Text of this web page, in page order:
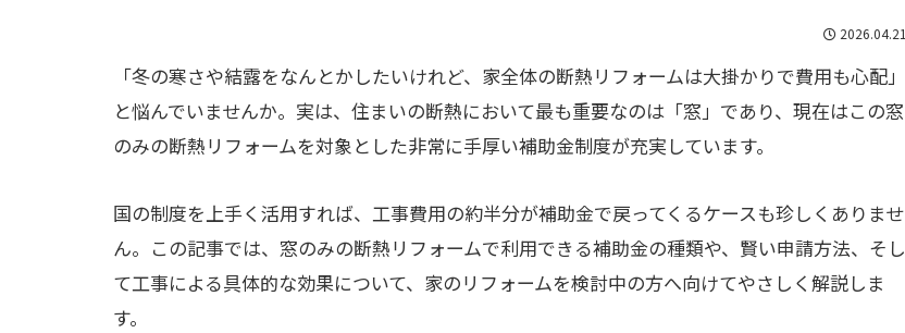
2026.04.21
「冬の寒さや結露をなんとかしたいけれど、家全体の断熱リフォームは大掛かりで費用も心配」
と悩んでいませんか。実は、住まいの断熱において最も重要なのは「窓」であり、現在はこの窓
のみの断熱リフォームを対象とした非常に手厚い補助金制度が充実しています。
国の制度を上手く活用すれば、工事費用の約半分が補助金で戻ってくるケースも珍しくありませ
ん。この記事では、窓のみの断熱リフォームで利用できる補助金の種類や、賢い申請方法、そし
て工事による具体的な効果について、家のリフォームを検討中の方へ向けてやさしく解説しま
す。